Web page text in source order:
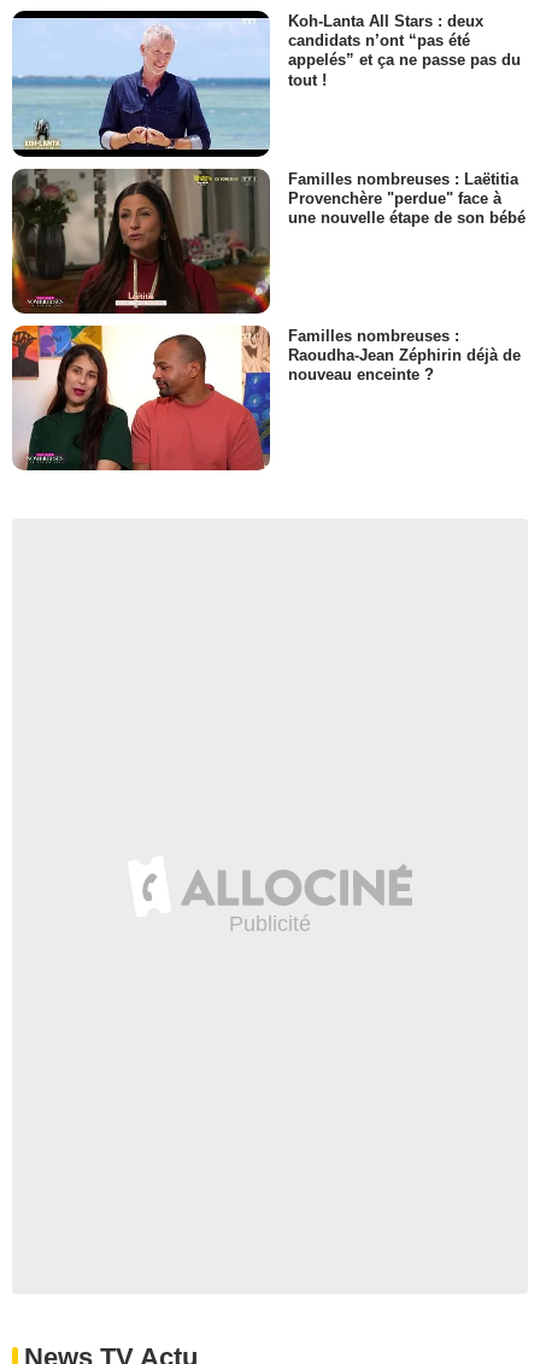
Koh-Lanta All Stars : deux
candidats n’ont “pas été
appelés” et ça ne passe pas du
tout !
Familles nombreuses : Laëtitia
Provenchère "perdue" face à
une nouvelle étape de son bébé
Familles nombreuses :
Raoudha-Jean Zéphirin déjà de
nouveau enceinte ?
News TV Actu